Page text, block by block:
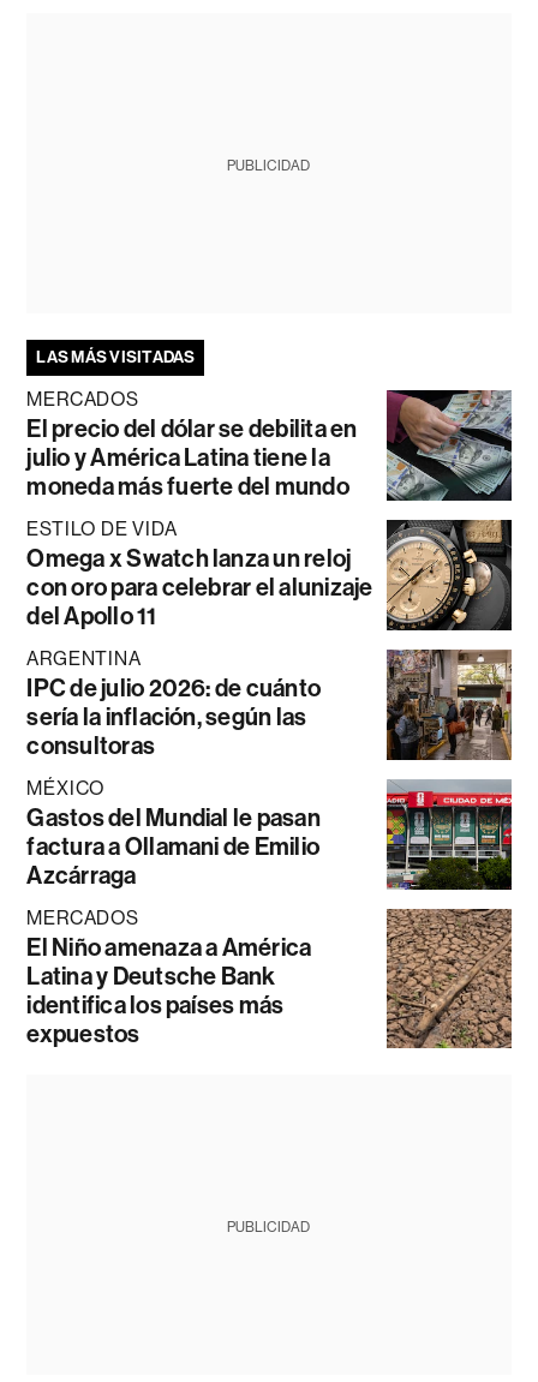
PUBLICIDAD
LAS MÁS VISITADAS
MERCADOS
El precio del dólar se debilita en
julio y América Latina tiene la
moneda más fuerte del mundo
ESTILO DE VIDA
Omega x Swatch lanza un reloj
con oro para celebrar el alunizaje
del Apollo 11
ARGENTINA
IPC de julio 2026: de cuánto
sería la inflación, según las
consultoras
MÉXICO
Gastos del Mundial le pasan
factura a Ollamani de Emilio
Azcárraga
MERCADOS
El Niño amenaza a América
Latina y Deutsche Bank
identifica los países más
expuestos
PUBLICIDAD